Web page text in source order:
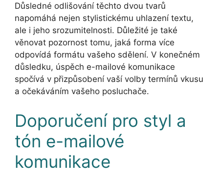
Důsledné odlišování těchto dvou tvarů
napomáhá nejen stylistickému uhlazení textu,
ale i jeho srozumitelnosti. Důležité je také
věnovat pozornost tomu, jaká forma více
odpovídá formátu vašeho sdělení. V konečném
důsledku, úspěch e-mailové komunikace
spočívá v přizpůsobení vaší volby termínů vkusu
a očekáváním vašeho posluchače.
Doporučení pro styl a
tón e-mailové
komunikace